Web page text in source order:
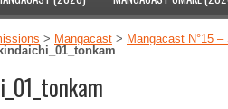
> Mangacast > Mangacast N°15
kindaichi_01_tonkam